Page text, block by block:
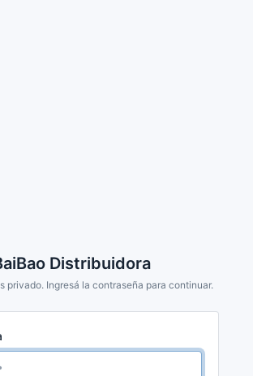
Distribuidora
privado. Ingresá la contraseña para continuar.